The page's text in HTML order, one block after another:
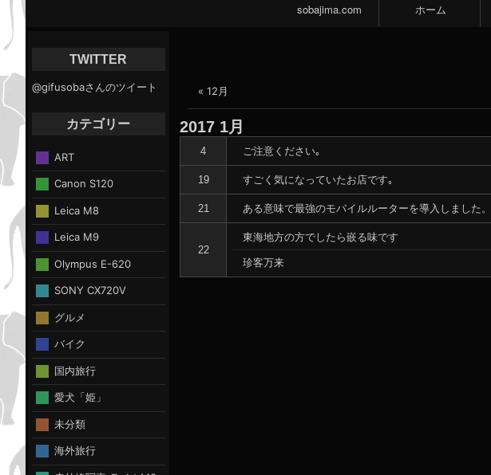
イ
ビ
ゲ
ー
ョ
ン
sobajima.com ホーム
« 12月
2017 1月
4 ご注意ください｡
19 すごく気になっていたお店です｡
21 ある意味で最強のモバイルルーターを導入しました。
22
東海地方の方でしたら嵌る味です
珍客万来
TWITTER
@gifusobaさんのツイート
カテゴリー
ART
Canon S120
Leica M8
Leica M9
Olympus E-620
SONY CX720V
グルメ
バイク
国内旅行
愛犬「姫」
未分類
海外旅行